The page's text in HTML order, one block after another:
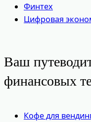
Финтех
Цифровая
Ваш
финансовых
Кофе для